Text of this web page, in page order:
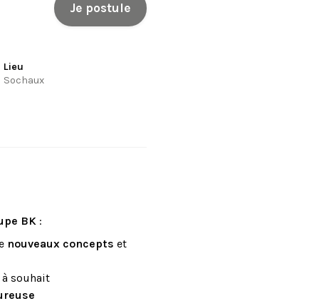
Je postule
Lieu
Sochaux
BK :
nouveaux concepts et
souhait